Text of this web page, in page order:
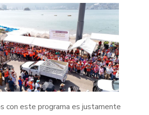
con este programa es justamente